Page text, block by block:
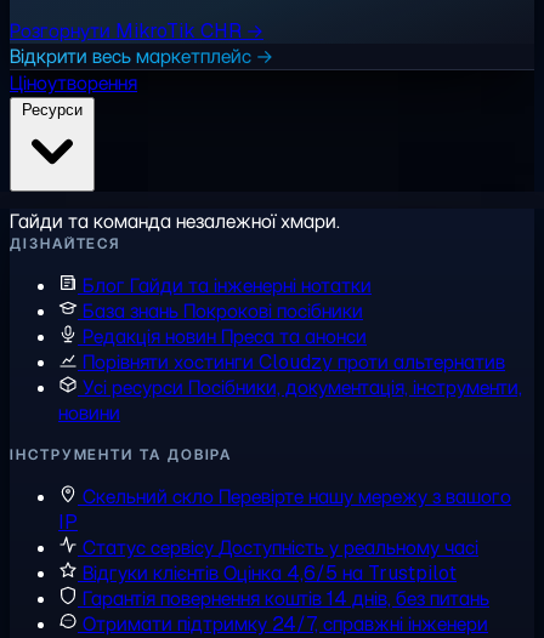
Розгорнути MikroTik CHR →
Відкрити весь маркетплейс →
Ціноутворення
Гайди та команда незалежної хмари.
ДІЗНАЙТЕСЯ
Блог Гайди та інженерні нотатки
База знань Покрокові посібники
Редакція новин Преса та анонси
Порівняти хостинги Cloudzy проти альтернатив
Усі ресурси Посібники, документація, інструменти,
новини
ІНСТРУМЕНТИ ТА ДОВІРА
Скельний скло Перевірте нашу мережу з вашого
IP
Статус сервісуДоступність у реальному часі
Відгуки клієнтівОцінка 4,6/5 на Trustpilot
Гарантія повернення коштів14 днів, без питань
Отримати підтримку 24/7, справжні інженери